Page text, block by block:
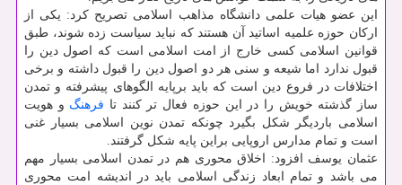
این عضو هیات علمی دانشگاه مذاهب اسلامی تصریح کرد: یکی از
ارکان حوزه علمیه اساتید آن هستند که نباید سیاست زده شوند، طبق
قوانین اسلامی کسی خارج از امت اسلامی است که اصول دین را
قبول ندارد اما شیعه و سنی هر دو اصول دین را قبول داشته و برخی
اختلافات در فروع دین است که باید برپایه الگوهای پیشرفته و تمدن
ساز گذشته خویش را در این حوزه فعال تر کنند تا فرهنگ و هویت
اسلامی باردیگر شکل بگیرد چونکه تمدن نوین اسلامی بسیار غنی
است و تمام مدارس اروپایی براین پایه شکل گرفتند.
عثمان یوسف افزود: اخلاق محوری هم در تمدن اسلامی بسیار مهم
می باشد و تمام ابعاد زندگی اسلامی باید در اندیشه امت محوری